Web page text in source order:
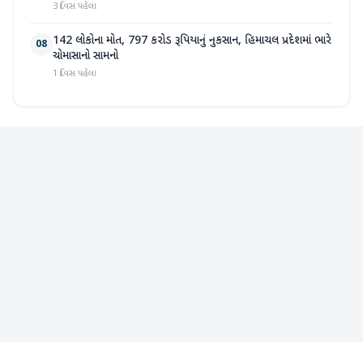
3 દિવસ પહેલા
08 142 લોકોના મોત, 797 કરોડ રૂપિયાનું નુકસાન, હિમાચલ પ્રદેશમાં ભારે
ચોમાસાનો સામનો
1 દિવસ પહેલા